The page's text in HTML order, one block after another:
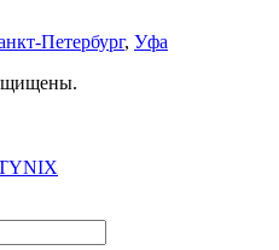
Петербург, Уфа